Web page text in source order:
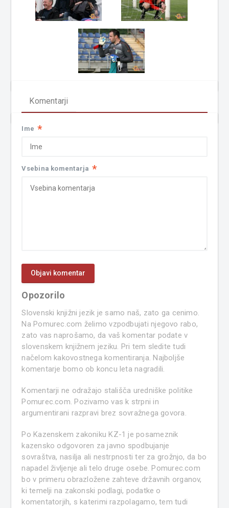
Komentarji
Ime *
Vsebina komentarja *
Opozorilo
Slovenski knjižni jezik je samo naš, zato ga cenimo.
Na Pomurec.com želimo vzpodbujati njegovo rabo,
zato vas naprošamo, da vaš komentar podate v
slovenskem knjižnem jeziku. Pri tem sledite tudi
načelom kakovostnega komentiranja. Najboljše
komentarje bomo ob koncu leta nagradili.
Komentarji ne odražajo stališča uredniške politike
Pomurec.com. Pozivamo vas k strpni in
argumentirani razpravi brez sovražnega govora.
Po Kazenskem zakoniku KZ-1 je posameznik
kazensko odgovoren za javno spodbujanje
sovraštva, nasilja ali nestrpnosti ter za grožnjo, da bo
napadel življenje ali telo druge osebe. Pomurec.com
bo v primeru obrazložene zahteve državnih organov,
ki temelji na zakonski podlagi, podatke o
komentatorjih, s katerimi razpolagamo, tem tudi